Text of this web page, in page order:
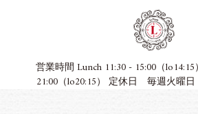
営業時間 Lunch 11:30 - 15:00（
21:00（lo20:15） 定休日 毎週火曜日